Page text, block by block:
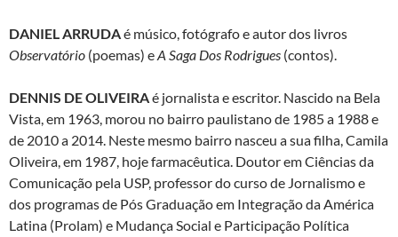
DANIEL ARRUDAé músico, fotógrafo e autor dos livros
Observatório (poemas) eA Saga Dos Rodrigues (contos).
DENNIS DE OLIVEIRAé jornalista e escritor. Nascido na Bela
Vista, em 1963, morou no bairro paulistano de 1985 a 1988 e
de 2010 a 2014. Neste mesmo bairro nasceu a sua filha, Camila
Oliveira, em 1987, hoje farmacêutica. Doutor em Ciências da
Comunicação pela USP, professor do curso de Jornalismo e
dos programas de Pós Graduação em Integração da América
Latina (Prolam) e Mudança Social e Participação Política